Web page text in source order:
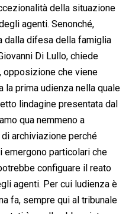
della situazione
agenti. Senonché,
dalla difesa della famiglia
Di Lullo, chiede
opposizione che viene
la prima udienza nella quale
lindagine presentata dal
qua nemmeno a
archiviazione perché
emergono particolari che
configuare il reato
agenti. Per cui ludienza è
fa, sempre qui al tribunale